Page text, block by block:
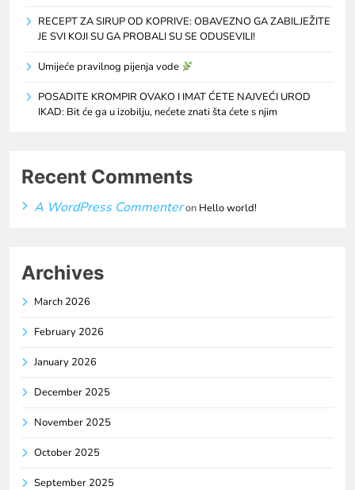
RECEPT ZA SIRUP OD KOPRIVE: OBAVEZNO GA ZABILJEŽITE
JE SVI KOJI SU GA PROBALI SU SE ODUSEVILI!
Umijeće pravilnog pijenja vode
POSADITE KROMPIR OVAKO I IMAT ĆETE NAJVEĆI UROD
IKAD: Bit će ga u izobilju, nećete znati šta ćete s njim
Recent Comments
A WordPress Commenteron Hello world!
Archives
March 2026
February 2026
January 2026
December 2025
November 2025
October 2025
September 2025